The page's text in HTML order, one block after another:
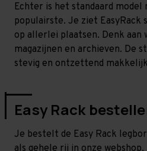
Echter is het standaard
populairste. Je ziet EasyRack
op allerlei plaatsen. Denk aan
magazijnen en archieven. De
stevig en ontzettend
Easy Rack
Je bestelt de Easy Rack
als gehele rij in onze